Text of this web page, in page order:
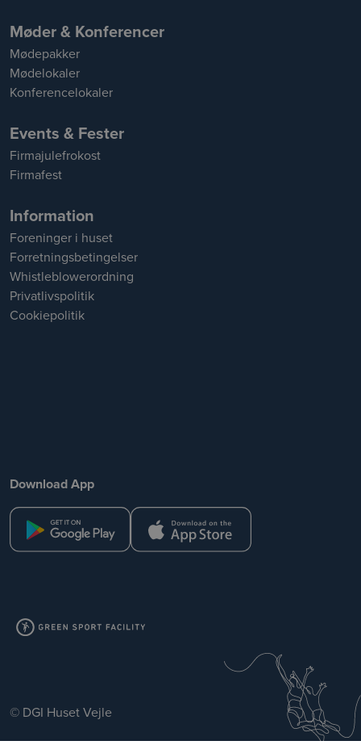
Møder & Konferencer
Mødepakker
Mødelokaler
Konferencelokaler
Events & Fester
Firmajulefrokost
Firmafest
Information
Foreninger i huset
Forretningsbetingelser
Whistleblowerordning
Privatlivspolitik
Cookiepolitik
Download App
© DGI Huset Vejle